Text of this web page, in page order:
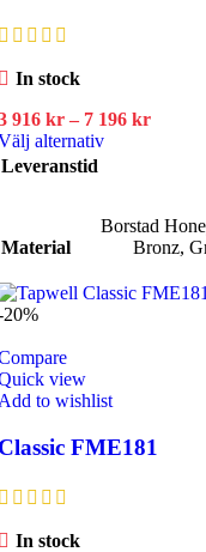
In stock
916 kr – 7 196 kr
196 kr
alternativDen
flera
varianter.
olika
produktsidan
Leveranstid
Material
Borstad
Bronz,
20%
view
to wishlist
FME181
In stock